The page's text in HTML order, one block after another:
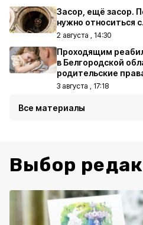
Засор, ещё засор.
нужно относиться
2 августа , 14:30
Проходящим
в Белгородской
родительские
3 августа , 17:18
Все материалы
Выбор